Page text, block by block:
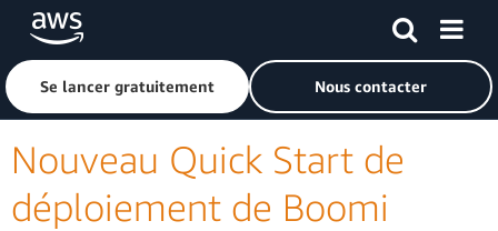
Passer au contenu principal
Cliquer ici pour revenir à la page d'accueil d'Amazon Web
Se lancer gratuitement Nous contacter
Nouveau Quick Start de
déploiement de Boomi